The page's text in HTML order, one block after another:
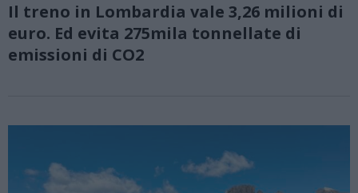
Il treno in Lombardia vale 3,26 milioni di
euro. Ed evita 275mila tonnellate di
emissioni di CO2